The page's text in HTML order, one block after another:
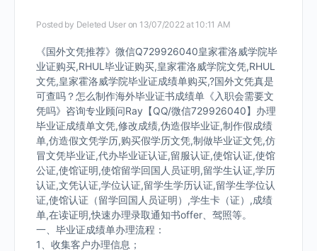
Posted by Deleted User on 13/07/2022 at 10:11 AM
《国外文凭推荐》微信Q729926040皇家霍洛威学院毕
业证购买,RHUL毕业证购买,皇家霍洛威学院文凭,RHUL
文凭,皇家霍洛威学院毕业证成绩单购买,?国外文凭真是
可查吗？怎么制作海外毕业证书成绩单《入职会需要文
凭吗》咨询专业顾问Ray【QQ/微信729926040】办理
毕业证成绩单文凭,修改成绩,伪造假毕业证,制作假成绩
单,仿造假文凭学历,购买假学历文凭,制做毕业证文凭,仿
冒文凭毕业证,代办毕业证认证,留服认证,使馆认证,使馆
公证,使馆证明,使馆留学回国人员证明,留学生认证,学历
认证,文凭认证,学位认证,留学生学历认证,留学生学位认
证,使馆认证（留学回国人员证明）,学生卡（证）,成绩
单,在读证明,快速办理录取通知书offer、驾照等。
一、毕业证成绩单办理流程：
1、收集客户办理信息；